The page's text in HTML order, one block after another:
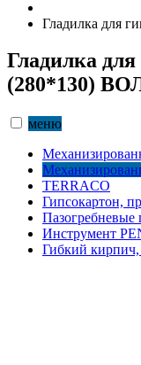
Гладилка для
Гладилка
(280*130)
меню
TERRACO
Гипсокартон,
Пазогребневые
Инструмент
Гибкий кирпич,